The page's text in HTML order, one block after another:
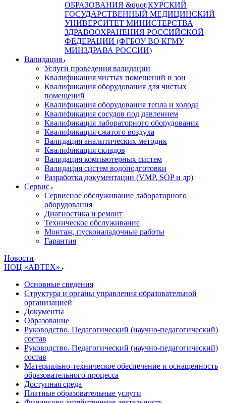
ОБРАЗОВАНИЯ &quot;КУРСКИЙ
ГОСУДАРСТВЕННЫЙ МЕДИЦИНСКИЙ
УНИВЕРСИТЕТ МИНИСТЕРСТВА
ЗДРАВООХРАНЕНИЯ РОССИЙСКОЙ
ФЕДЕРАЦИИ (ФГБОУ ВО КГМУ
МИНЗДРАВА РОССИИ)
Валидация
Услуги проведения валидации
Квалификация чистых помещений и зон
Квалификация оборудования для чистых
помещений
Квалификация оборудования тепла и холода
Квалификация сосудов под давлением
Квалификация лабораторного оборудования
Квалификация сжатого воздуха
Валидация аналитических методик
Квалификация складов
Валидация компьютерных систем
Валидация систем водоподготовки
Разработка документации (VMP, SOP и др)
Cервис
Сервисное обслуживание лабораторного
оборудования
Диагностика и ремонт
Техническое обслуживание
Монтаж, пусконаладочные работы
Гарантия
Новости
НОЦ «АВТЕХ»
Основные сведения
Структура и органы управления образовательной
организацией
Документы
Образование
Руководство. Педагогический (научно-педагогический)
состав
Руководство. Педагогический (научно-педагогический)
состав
Материально-техническое обеспечение и оснащенность
образовательного процесса
Доступная среда
Платные образовательные услуги